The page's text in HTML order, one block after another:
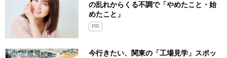
の乱れからくる不調で「やめたこと・始
めたこと」
PR
今行きたい、関東の「工場見学」スポッ